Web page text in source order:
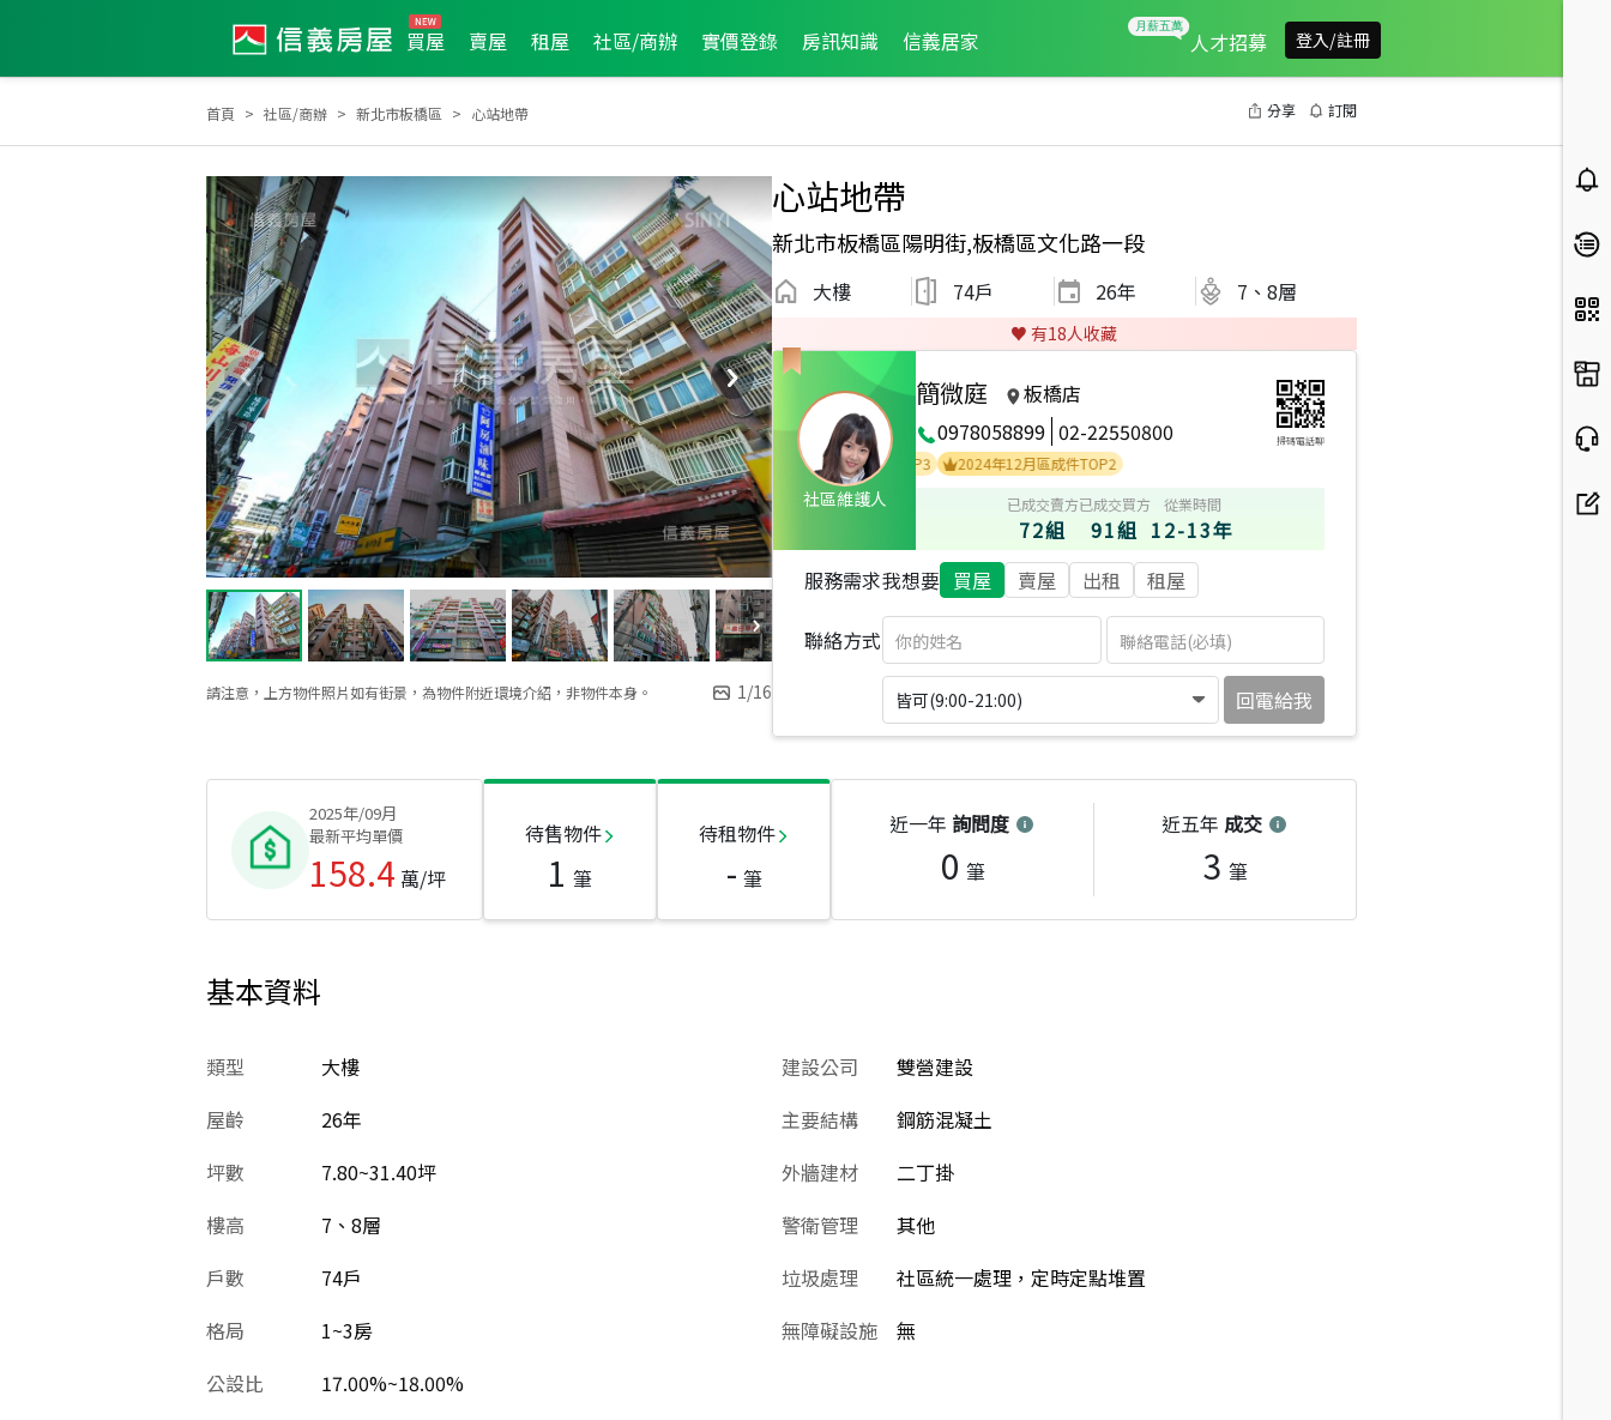
買屋 賣屋 租屋 社區/商辦 實價登錄 房訊知識 信義居家 人才招募 登入/註冊
首頁 社區/商辦 新北市板橋區 心站地帶 分享 訂閱
請注意，上方物件照片如有街景，為物件附近環境介紹，非物件本身。 1/16
心站地帶
新北市板橋區陽明街,板橋區文化路一段
大樓 74戶 26年 7、8層
♥️ 有18人收藏
社區維護人
簡微庭
板橋店
0978058899 02-22550800 掃碼電話聊
2018年第3季度服務品質獎 2022年12月區業績TOP1 2022年10月區業績TOP1 2025年9月區成件TOP3
2024年12月區成件TOP2
已成交賣方
72組
已成交買方
91組
從業時間
12-13年
服務需求我想要 買屋 賣屋 出租 租屋
聯絡方式
皆可(9:00-21:00) 回電給我
2025年/09月
最新平均單價
158.4 萬/坪
待售物件
1 筆
待租物件
- 筆
近一年 詢問度
0 筆
近五年 成交
3 筆
基本資料
類型
大樓
屋齡
26年
坪數
7.80~31.40坪
樓高
7、8層
戶數
74戶
格局
1~3房
公設比
17.00%~18.00%
建設公司
雙營建設
主要結構
鋼筋混凝土
外牆建材
二丁掛
警衛管理
其他
垃圾處理
社區統一處理，定時定點堆置
無障礙設施
無